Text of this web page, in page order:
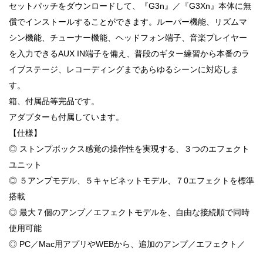
セットパッチをダウンロードして、『G3n』／『G3Xn』本体に無
償でインストールすることができます。ルーパー機能、リズムマ
シン機能、チューナー機能、ヘッドフォン端子、音楽プレイヤー
を入力できるAUX IN端子を備え、普段のギター練習から本番のラ
イブステージ、レコーディングまであらゆるシーンに対応しま
す。
箱、付属品等完品です。
アダプターも付属しています。
【仕様】
◎ ストンプボックス感覚の操作性を実現する、３つのエフェクト
ユニット
◎ ５アンプモデル、５キャビネットモデル、７0エフェクトを標準
搭載
◎ 最大７個のアンプ／エフェクトモデルを、自由な接続順で同時
使用可能
◎ PC／Mac用アプリやWEBから、追加のアンプ／エフェクト／